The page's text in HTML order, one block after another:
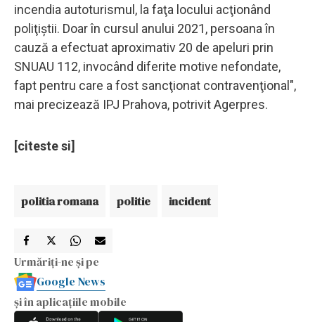
incendia autoturismul, la faţa locului acţionând
poliţiştii. Doar în cursul anului 2021, persoana în
cauză a efectuat aproximativ 20 de apeluri prin
SNUAU 112, invocând diferite motive nefondate,
fapt pentru care a fost sancţionat contravenţional",
mai precizează IPJ Prahova, potrivit Agerpres.
[citeste si]
politia romana politie incident
Urmăriți-ne și pe
Google News
și în aplicațiile mobile